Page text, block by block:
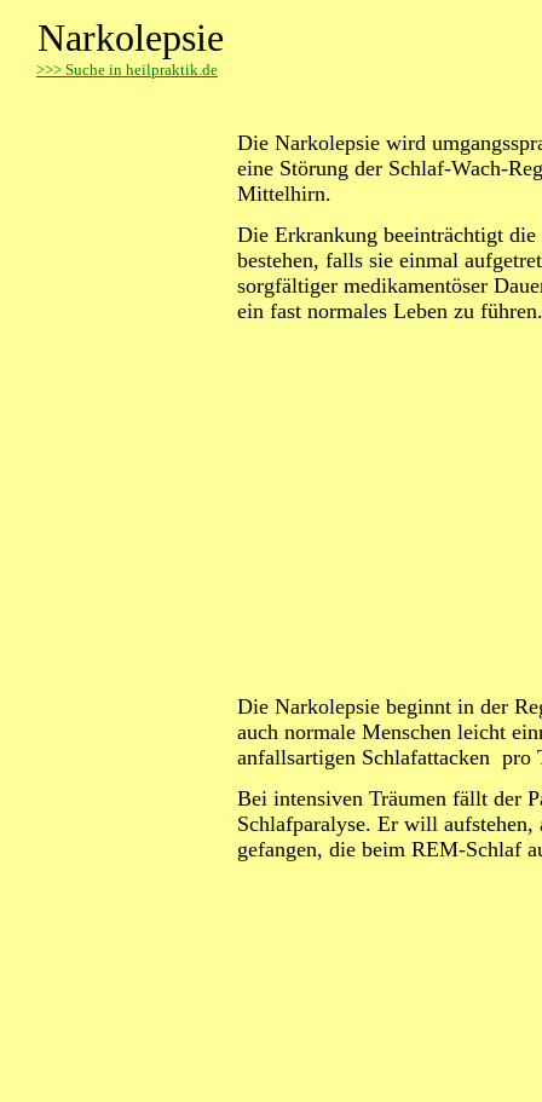
Narkolepsie
>>> Suche in heilpraktik.de
Die Narkolepsie wird
eine Störung der Schlaf-Wach-
Mittelhirn.
Die Erkrankung beeinträchtigt
bestehen, falls sie einmal
sorgfältiger medikamentöser
ein fast normales Leben zu führen.
Die Narkolepsie beginnt in der
auch normale Menschen leicht
anfallsartigen Schlafattacken pro
Bei intensiven Träumen fällt der
Schlafparalyse. Er will
gefangen, die beim REM-Schlaf